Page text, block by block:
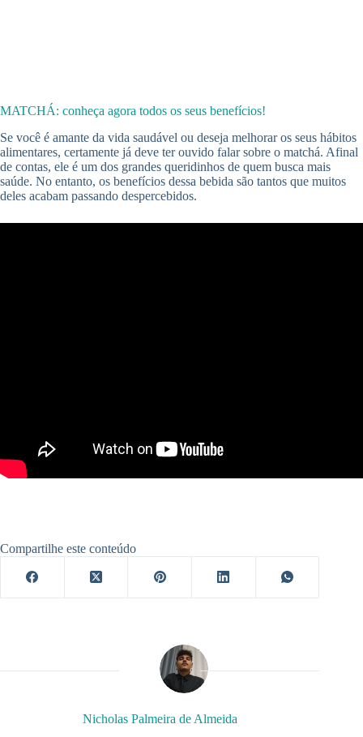
MATCHÁ: conheça agora todos os seus benefícios!
Se você é amante da vida saudável ou deseja melhorar os seus hábitos
alimentares, certamente já deve ter ouvido falar sobre o matchá. Afinal
de contas, ele é um dos grandes queridinhos de quem busca mais
saúde. No entanto, os benefícios dessa bebida são tantos que muitos
deles acabam passando despercebidos.
Compartilhe este conteúdo
Nicholas Palmeira de Almeida